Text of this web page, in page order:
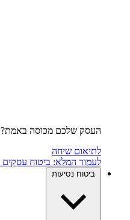
העסק שלכם מכוסה באמת?
לתיאום שיחה
לעמוד המלא: ביטוח
ביטוח נסיעות